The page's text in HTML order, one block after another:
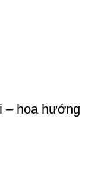
– hoa hướng